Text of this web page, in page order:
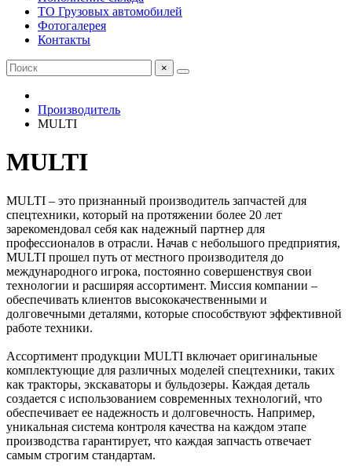
ТО Грузовых автомобилей
Фотогалерея
Контакты
×
Производитель
MULTI
MULTI
MULTI – это признанный производитель запчастей для
спецтехники, который на протяжении более 20 лет
зарекомендовал себя как надежный партнер для
профессионалов в отрасли. Начав с небольшого предприятия,
MULTI прошел путь от местного производителя до
международного игрока, постоянно совершенствуя свои
технологии и расширяя ассортимент. Миссия компании –
обеспечивать клиентов высококачественными и
долговечными деталями, которые способствуют эффективной
работе техники.
Ассортимент продукции MULTI включает оригинальные
комплектующие для различных моделей спецтехники, таких
как тракторы, экскаваторы и бульдозеры. Каждая деталь
создается с использованием современных технологий, что
обеспечивает ее надежность и долговечность. Например,
уникальная система контроля качества на каждом этапе
производства гарантирует, что каждая запчасть отвечает
самым строгим стандартам.